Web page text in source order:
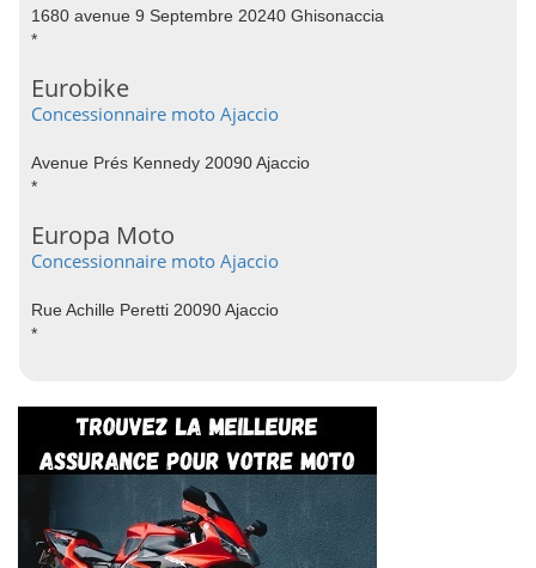
1680 avenue 9 Septembre 20240 Ghisonaccia
*
Eurobike
Concessionnaire moto Ajaccio
Avenue Prés Kennedy 20090 Ajaccio
*
Europa Moto
Concessionnaire moto Ajaccio
Rue Achille Peretti 20090 Ajaccio
*